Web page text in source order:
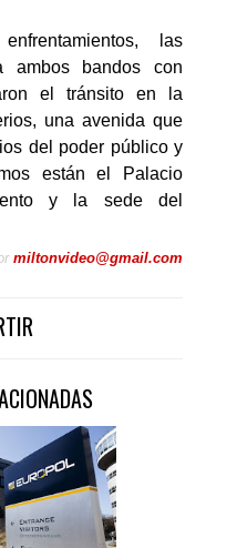
las
ambos bandos con
el tránsito en la
una avenida que
del poder público y
están el Palacio
y la sede del
miltonvideo@gmail.com